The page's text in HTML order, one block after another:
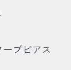
ープピアス